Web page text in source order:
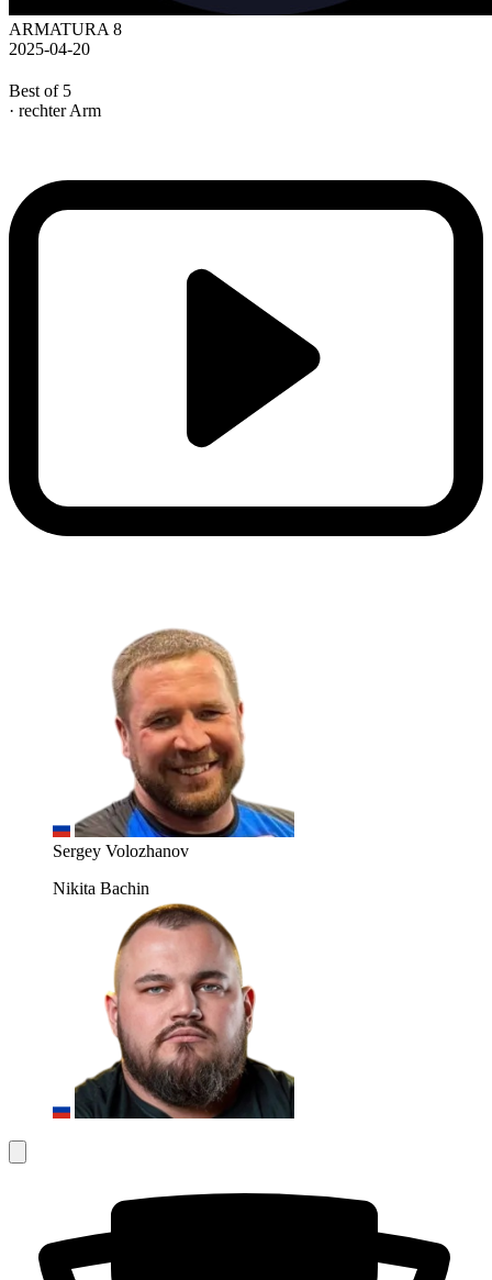
ARMATURA 8
2025-04-20
Best of 5
· rechter Arm
Sergey Volozhanov
Nikita Bachin